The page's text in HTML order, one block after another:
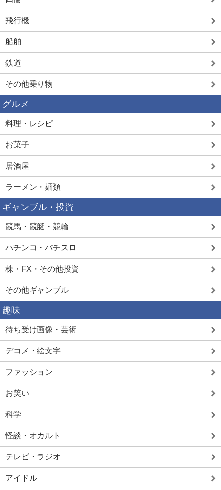
飛行機
船舶
鉄道
その他乗り物
グルメ
料理・レシピ
お菓子
居酒屋
ラーメン・麺類
ギャンブル・投資
競馬・競艇・競輪
パチンコ・パチスロ
株・FX・その他投資
その他ギャンブル
趣味
待ち受け画像・芸術
デコメ・絵文字
ファッション
お笑い
科学
怪談・オカルト
テレビ・ラジオ
アイドル